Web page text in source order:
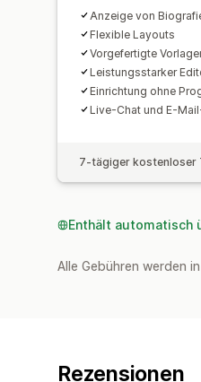
Anzeige von
Flexible Layouts
Vorgefertigte
Leistungsstarker
Einrichtung ohne
Live-Chat und E-
7-tägiger kostenloser
Enthält automatisch
Alle Gebühren werden
Rezensionen